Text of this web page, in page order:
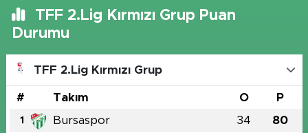
TFF 2.Lig Kırmızı Grup Puan
Durumu
TFF 2.Lig Kırmızı Grup
# Takım O P
1 Bursaspor 34 80